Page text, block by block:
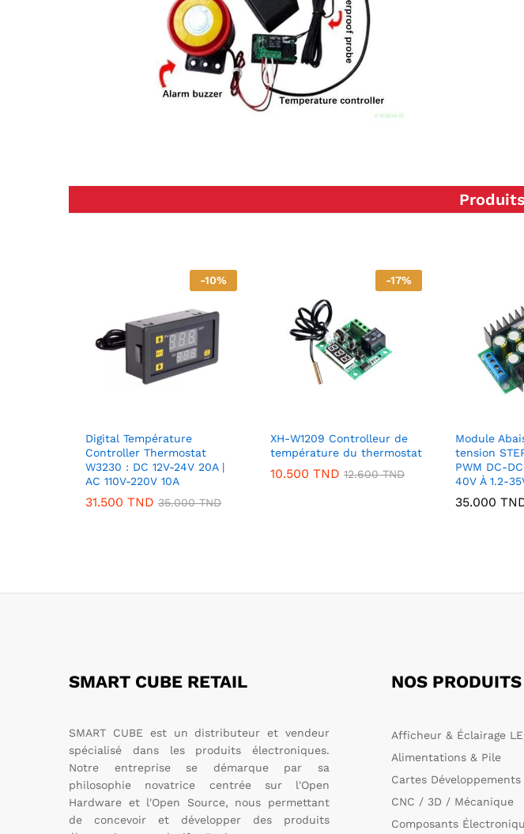
-10%
Digital Température
Controller Thermostat
W3230 : DC 12V-24V 20A |
AC 110V-220V 10A
31.500 TND 35.000TND
-17%
XH-W1209 Controlleur de
température du thermostat
10.500 TND 12.600TND
Module
tension
PWM DC-
40V À 1.2-
35.000
SMART CUBE RETAIL
SMART CUBE est un distributeur et vendeur
spécialisé dans les produits électroniques.
Notre entreprise se démarque par sa
philosophie novatrice centrée sur l'Open
Hardware et l'Open Source, nous permettant
de concevoir et développer des produits
NOS PRODUITS
Afficheur & Éclairage
Alimentations & Pile
Cartes Développements
CNC / 3D / Mécanique
Composants